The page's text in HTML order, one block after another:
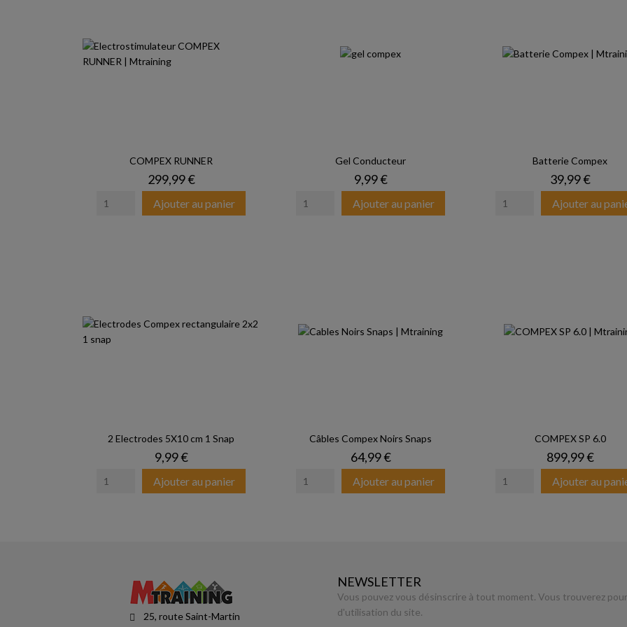
COMPEX RUNNER
Prix
299,99 €
Ajouter au panier
Gel Conducteur
Prix
9,99 €
Ajouter au panier
Batterie Compex
Prix
39,99 €
Ajouter au
2 Electrodes 5X10 cm 1 Snap
Prix
9,99 €
Ajouter au panier
Câbles Compex Noirs Snaps
Prix
64,99 €
Ajouter au panier
COMPEX SP 6.0
Prix
899,99 €
Ajouter au
25, route Saint-Martin
NEWSLETTER
Vous pouvez vous désinscrire à tout moment. Vous trouverez
d'utilisation du site.